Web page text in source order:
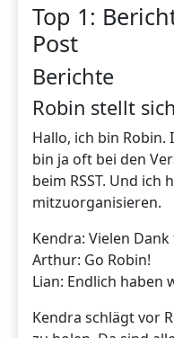
Top 1:
Post
Berichte
Robin stellt
Hallo, ich bin
bin ja oft bei den
beim RSST. Und ich
mitzuorganisieren.
Kendra: Vielen
Arthur: Go Robin!
Lian: Endlich haben
Kendra schlägt vor